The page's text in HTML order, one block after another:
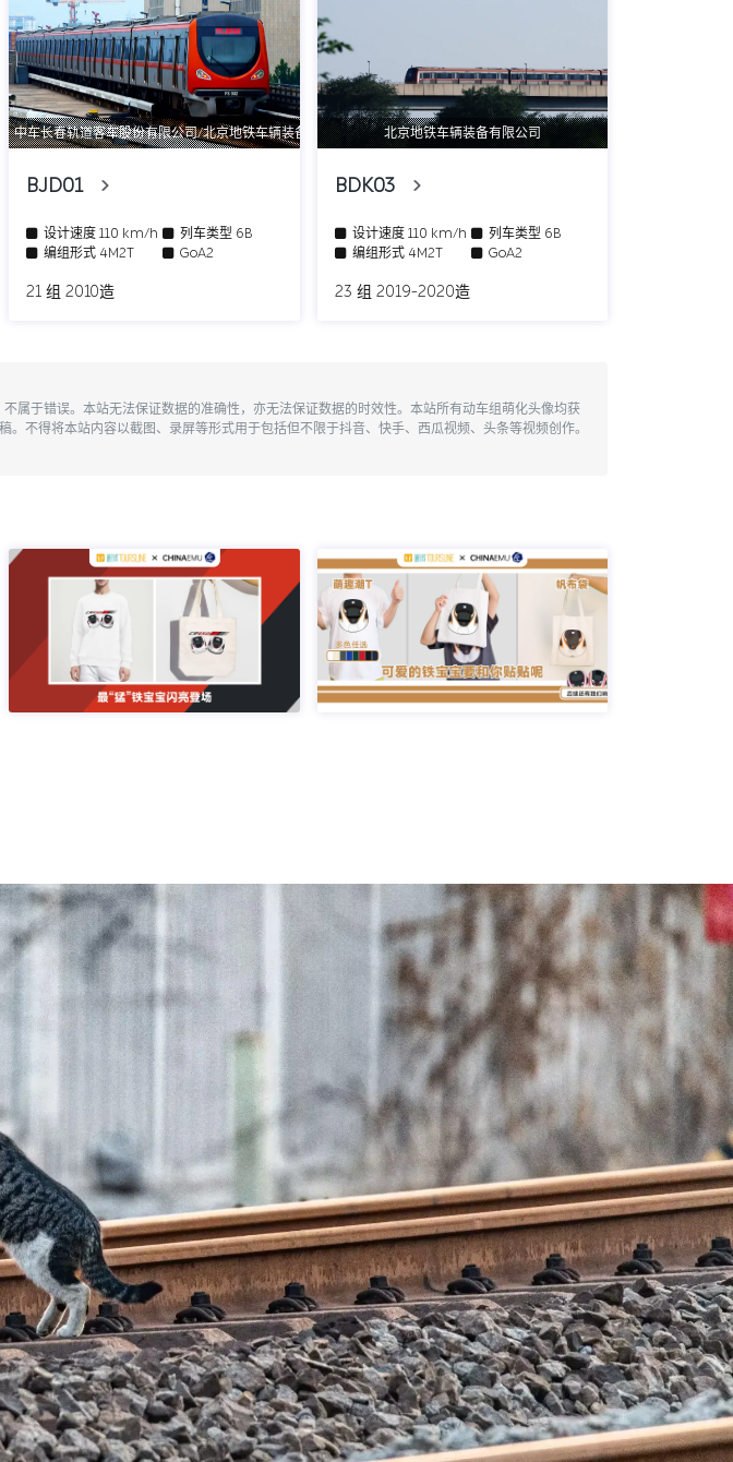
中车长春轨道客车股份有限公司/北京地铁车辆装备有限公司
BJD01
设计速度 110 km/h 列车类型 6B
编组形式 4M2T GoA2
21 组 2010造
北京地铁车辆装备有限公司
BDK03
设计速度110 km/h 列车类型 6B
编组形式4M2T GoA2
23 组 2019-2020造
属于错误。本站无法保证数据的准确性，亦无法保证数据的时效性。本站所有动车组萌化头像均获
不得将本站内容以截图、录屏等形式用于包括但不限于抖音、快手、西瓜视频、头条等视频创作。